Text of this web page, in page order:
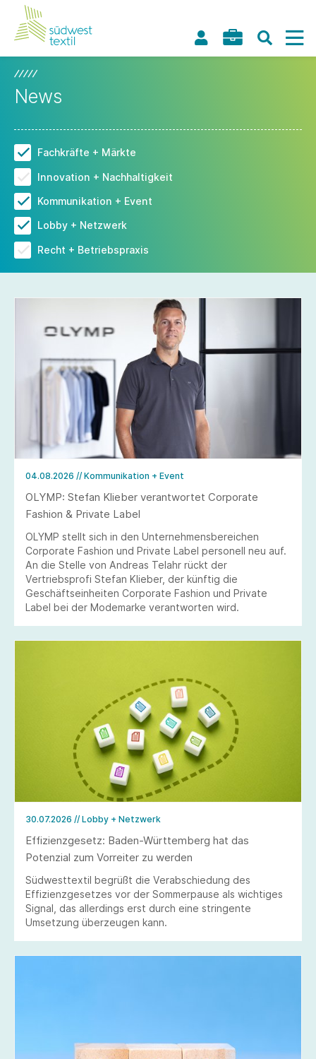
News
Fachkräfte + Märkte
Innovation + Nachhaltigkeit
Kommunikation + Event
Lobby + Netzwerk
Recht + Betriebspraxis
04.08.2026 // Kommunikation + Event
OLYMP: Stefan Klieber verantwortet Corporate
Fashion & Private Label
OLYMP stellt sich in den Unternehmensbereichen
Corporate Fashion und Private Label personell neu auf.
An die Stelle von Andreas Telahr rückt der
Vertriebsprofi Stefan Klieber, der künftig die
Geschäftseinheiten Corporate Fashion und Private
Label bei der Modemarke verantworten wird.
30.07.2026 // Lobby + Netzwerk
Effizienzgesetz: Baden-Württemberg hat das
Potenzial zum Vorreiter zu werden
Südwesttextil begrüßt die Verabschiedung des
Effizienzgesetzes vor der Sommerpause als wichtiges
Signal, das allerdings erst durch eine stringente
Umsetzung überzeugen kann.